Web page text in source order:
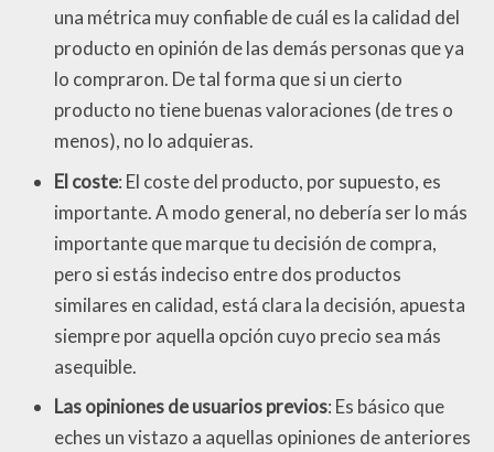
una métrica muy confiable de cuál es la calidad del
producto en opinión de las demás personas que ya
lo compraron. De tal forma que si un cierto
producto no tiene buenas valoraciones (de tres o
menos), no lo adquieras.
El coste: El coste del producto, por supuesto, es
importante. A modo general, no debería ser lo más
importante que marque tu decisión de compra,
pero si estás indeciso entre dos productos
similares en calidad, está clara la decisión, apuesta
siempre por aquella opción cuyo precio sea más
asequible.
Las opiniones de usuarios previos: Es básico que
eches un vistazo a aquellas opiniones de anteriores